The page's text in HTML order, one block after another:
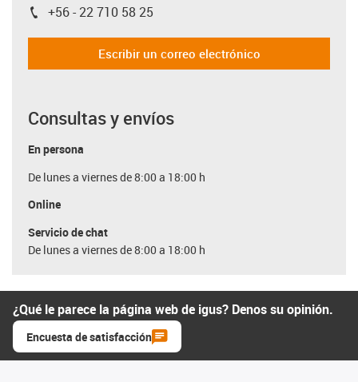
igus-icon-phone
+56 - 22 710 58 25
Escribir un correo electrónico
Consultas y envíos
En persona
De lunes a viernes de 8:00 a 18:00 h
Online
Servicio de chat
De lunes a viernes de 8:00 a 18:00 h
¿Qué le parece la página web de igus? Denos su opinión.
Encuesta de satisfacción